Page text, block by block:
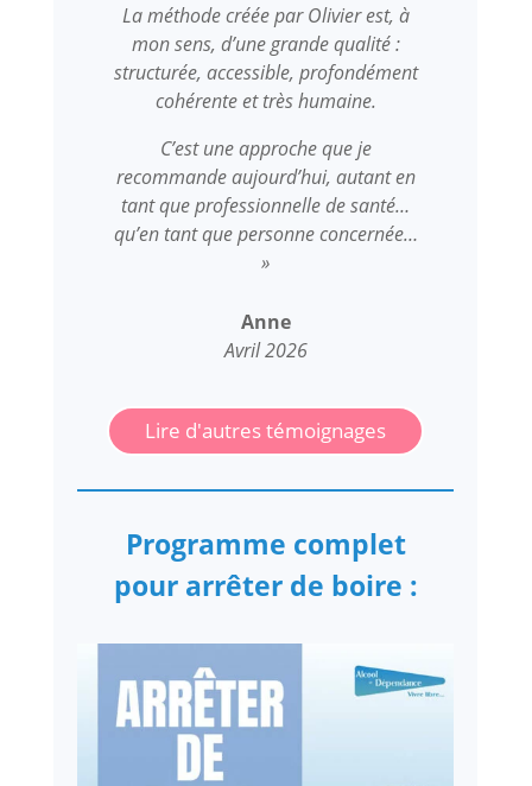
La méthode créée par Olivier est, à
mon sens, d’une grande qualité :
structurée, accessible, profondément
cohérente et très humaine.
C’est une approche que je
recommande aujourd’hui, autant en
tant que professionnelle de santé…
qu’en tant que personne concernée…
»
Anne
Avril 2026
Lire d'autres témoignages
Programme complet
pour arrêter de boire :